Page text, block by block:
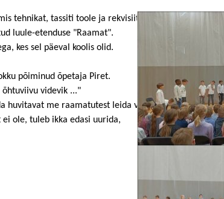
tehnikat, tassiti toole ja rekvisiite.
luule-etenduse "Raamat".
kes sel päeval koolis olid.
põiminud õpetaja Piret.
õhtuviivu videvik ..."
me raamatutest leida võime, kuidas
ole, tuleb ikka edasi uurida,